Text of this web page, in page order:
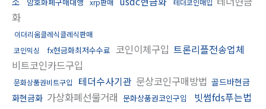
화
이더리움클레식클레식판매
코인믹싱
fx현금화최저수수료 코인이체구입 트론리플전송업체
비트코인카드구입
문화상품권비트구입 테더수사기관 문상코인구매방법 골드바현금
화현금화 가상화폐선물거래 문화상품권코인구입
빗썸fds푸는법